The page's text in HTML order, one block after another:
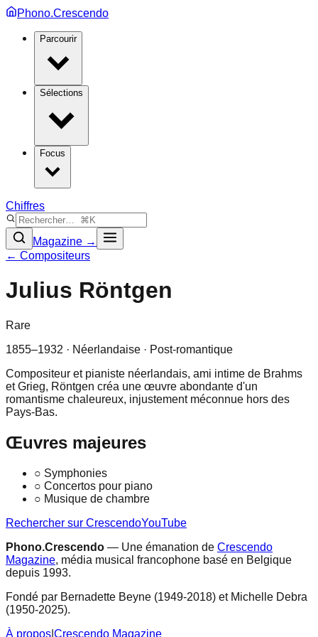
Phono.Crescendo
Parcourir
Sélections
Focus
Chiffres
Magazine →
← Compositeurs
Julius Röntgen
Rare
1855–1932 · Néerlandaise · Post-romantique
Compositeur et pianiste néerlandais, ami intime de Brahms
et Grieg, Röntgen créa une œuvre abondante d'un
romantisme chaleureux, injustement méconnue hors des
Pays-Bas.
Œuvres majeures
○ Symphonies
○ Concertos pour piano
○ Musique de chambre
Rechercher sur CrescendoYouTube
Phono.Crescendo — Une émanation de Crescendo
Magazine, média musical francophone basé en Belgique
depuis 1993.
Fondé par Bernadette Beyne (1949-2018) et Michelle Debra
(1950-2025).
À propos Crescendo Magazine